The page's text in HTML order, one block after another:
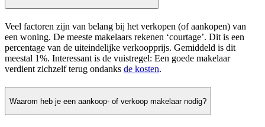
Veel factoren zijn van belang bij het verkopen (of aankopen) van
een woning. De meeste makelaars rekenen ‘courtage’. Dit is een
percentage van de uiteindelijke verkoopprijs. Gemiddeld is dit
meestal 1%. Interessant is de vuistregel: Een goede makelaar
verdient zichzelf terug ondanks de kosten.
Waarom heb je een aankoop- of verkoop makelaar nodig?